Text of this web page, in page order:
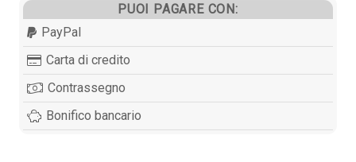
PUOI PAGARE CON:
PayPal
Carta di credito
Contrassegno
Bonifico bancario